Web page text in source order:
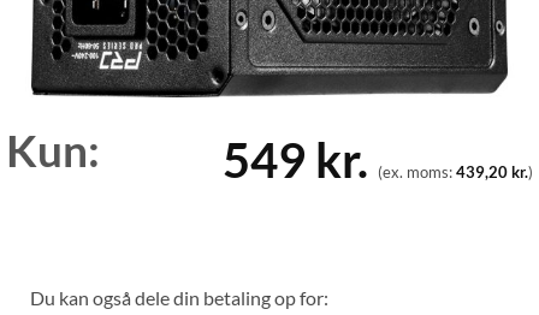
Kun: 549 kr. (ex. moms:439,20kr.)
Du kan også dele din betaling op for: